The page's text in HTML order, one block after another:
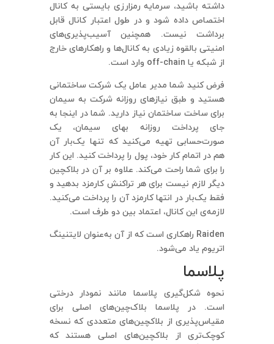
داشته باشید، سرمایه رمزارزی بایستی به کانال
اختصاص داده شود و در طول اعتبار کانال قابل
برداشت نیست. همچنین آسیب‌پذیری‌های
امنیتی بالقوه زیادی به کانال‌ها و راهکارهای خارج
از شبکه یا off-chain وارد است.
فرض کنید شما مدیر عامل یک شرکت ساختمانی
هستید و طبق نیازهای روزانه شرکت به سیمان
برای ساخت ساختمان نیاز دارید. شما در اینجا به
جای پرداخت روزانه بهای سیمان، یک
صورت‌حسابی تهیه می‌کنید که تنها یک‌بار آن
هم در اتمام کار خود، پول را پرداخت کنید. این کار
را برای شما راحت می‌کند. علاوه بر آن در بلاکچین
دیگر لازم نیست برای هر تراکنش کارمزد بدهید و
فقط یک‌بار در انتها کارمزد آن را پرداخت می‌کنید.
لازمه‌ی این کانال، اعتماد بین دو طرف است.
Raiden راهکاری است که از آن به‌عنوان لایتنینگ
اتریوم یاد می‌شود.
پلاسما
نحوه شکل‌گیری پلاسما مانند نمودار درختی
است. در پلاسما بلاک‌چین‌های اصلی برای
مقیاس‌پذیری از بلاکچین‌های متعددی که نسخه
کوچک‌تری از بلاکچین‌های اصلی هستند که